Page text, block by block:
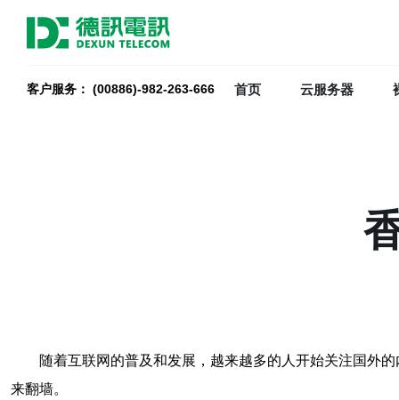
客户服务： (00886)-982-263-666 首页 云服务器
随着互联网的普及和发展，越来越多的人开始关注国外
来翻墙。